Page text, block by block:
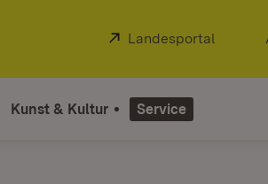
Extern:
Landesportal
Kunst & Kultur Service